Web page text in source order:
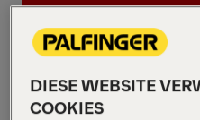
Angebot anfordern
Angebot anfordern
Vertriebspartner finden
DIESE WEBSITE
COOKIES